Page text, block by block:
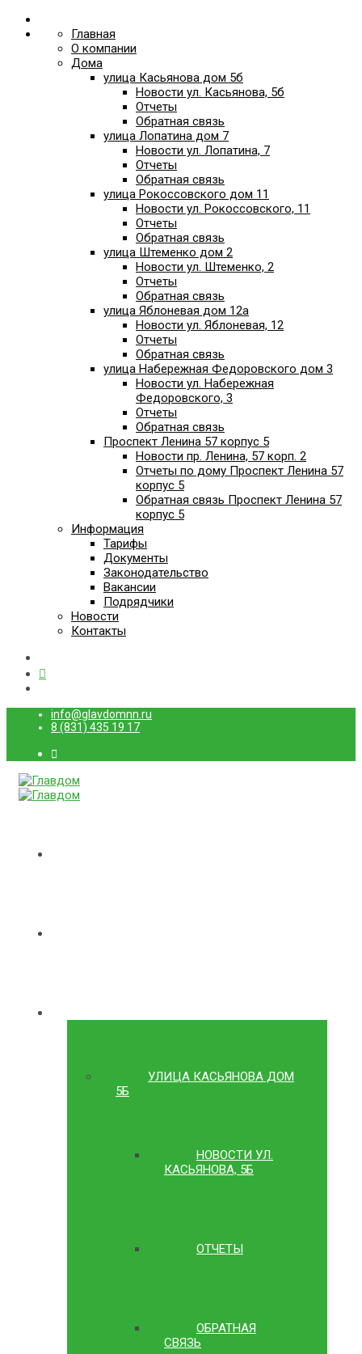
Главная
О компании
Дома
улица Касьянова дом 5б
Новости ул. Касьянова, 5б
Отчеты
Обратная связь
улица Лопатина дом 7
Новости ул. Лопатина, 7
Отчеты
Обратная связь
улица Рокоссовского дом 11
Новости ул. Рокоссовского, 11
Отчеты
Обратная связь
улица Штеменко дом 2
Новости ул. Штеменко, 2
Отчеты
Обратная связь
улица Яблоневая дом 12а
Новости ул. Яблоневая, 12
Отчеты
Обратная связь
улица Набережная Федоровского дом 3
Новости ул. Набережная
Федоровского, 3
Отчеты
Обратная связь
Проспект Ленина 57 корпус 5
Новости пр. Ленина, 57 корп. 2
Отчеты по дому Проспект Ленина 57
корпус 5
Обратная связь Проспект Ленина 57
корпус 5
Информация
Тарифы
Документы
Законодательство
Вакансии
Подрядчики
Новости
Контакты
info@glavdomnn.ru
8 (831) 435 19 17
УЛИЦА КАСЬЯНОВА ДОМ
5Б
НОВОСТИ УЛ.
КАСЬЯНОВА, 5Б
ОТЧЕТЫ
ОБРАТНАЯ
СВЯЗЬ